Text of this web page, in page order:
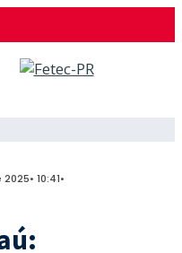
2025• 10:41•